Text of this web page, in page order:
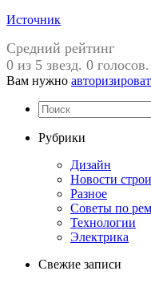
Источник
Средний рейтинг
0 из 5 звезд. 0 голосов.
Вам нужно
Рубрики
Дизайн
Новости
Разное
Советы по
Технологии
Электрика
Свежие записи